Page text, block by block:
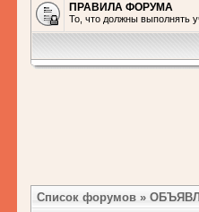
ПРАВИЛА ФОРУМА
То, что должны выполнять
Список форумов »